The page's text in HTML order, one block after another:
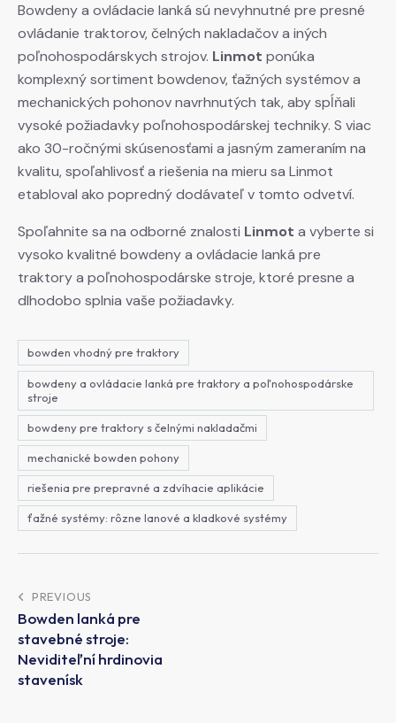
Bowdeny a ovládacie lanká sú nevyhnutné pre presné
ovládanie traktorov, čelných nakladačov a iných
poľnohospodárskych strojov. Linmot ponúka
komplexný sortiment bowdenov, ťažných systémov a
mechanických pohonov navrhnutých tak, aby spĺňali
vysoké požiadavky poľnohospodárskej techniky. S viac
ako 30-ročnými skúsenosťami a jasným zameraním na
kvalitu, spoľahlivosť a riešenia na mieru sa Linmot
etabloval ako popredný dodávateľ v tomto odvetví.
Spoľahnite sa na odborné znalosti Linmot a vyberte si
vysoko kvalitné bowdeny a ovládacie lanká pre
traktory a poľnohospodárske stroje, ktoré presne a
dlhodobo splnia vaše požiadavky.
bowden vhodný pre traktory
bowdeny a ovládacie lanká pre traktory a poľnohospodárske
stroje
bowdeny pre traktory s čelnými nakladačmi
mechanické bowden pohony
riešenia pre prepravné a zdvíhacie aplikácie
ťažné systémy: rôzne lanové a kladkové systémy
PREVIOUS
Bowden lanká pre
stavebné stroje:
Neviditeľní hrdinovia
stavenísk